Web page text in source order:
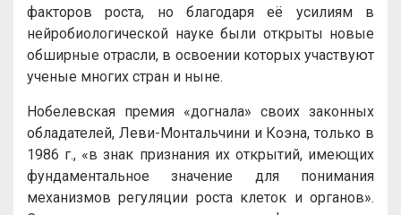
факторов роста, но благодаря её усилиям в
нейробиологической науке были открыты новые
обширные отрасли, в освоении которых участвуют
ученые многих стран и ныне.
Нобелевская премия «догнала» своих законных
обладателей, Леви-Монтальчини и Коэна, только в
1986 г., «в знак признания их открытий, имеющих
фундаментальное значение для понимания
механизмов регуляции роста клеток и органов».